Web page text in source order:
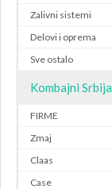
Zalivni sistemi
Delovi i oprema
Sve ostalo
Kombajni Srbija
FIRME
Zmaj
Claas
Case